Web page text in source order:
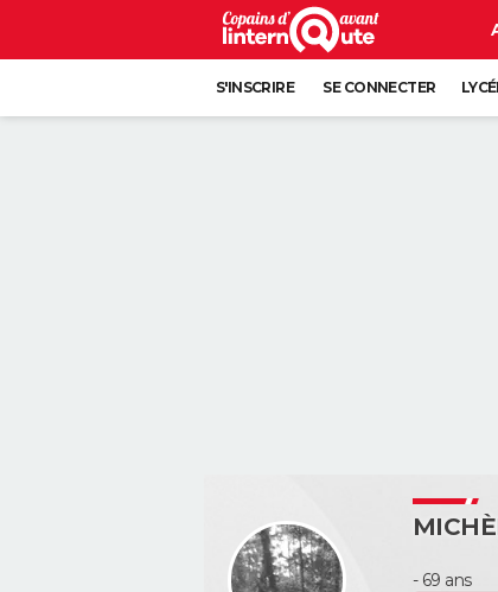
S'INSCRIRE SE CONNECTER
- 69 ans